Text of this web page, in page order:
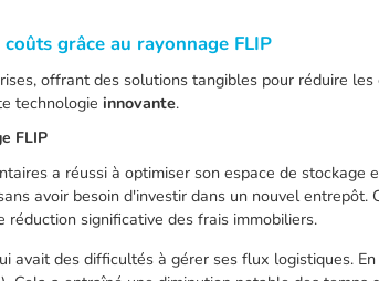
grâce au rayonnage FLIP
offrant des solutions tangibles pour réduire
technologie innovante.
FLIP
a réussi à optimiser son espace de stockage
avoir besoin d'investir dans un nouvel
significative des frais immobiliers.
des difficultés à gérer ses flux logistiques.